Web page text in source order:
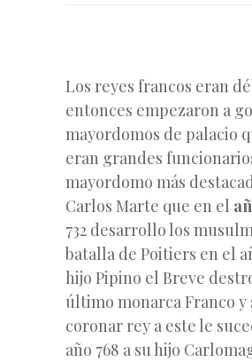
Los reyes francos eran
entonces empezaron a
mayordomos de palacio
eran grandes
mayordomo más
Carlos Marte que en el
732 desarrollo los
batalla de Poitiers en el
hijo Pipino el Breve
último monarca Franco y
coronar rey a este le
año 768 a su hijo